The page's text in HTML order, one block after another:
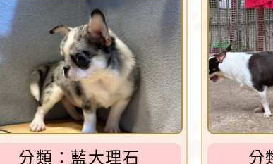
堅韌的意志，優雅，警惕，動作迅
時也具備大型犬的狩獵與防範本能，
，墨西哥總統將一隻吉娃娃藏在花
戶曉的寵物。
分類： 藍大理石 分